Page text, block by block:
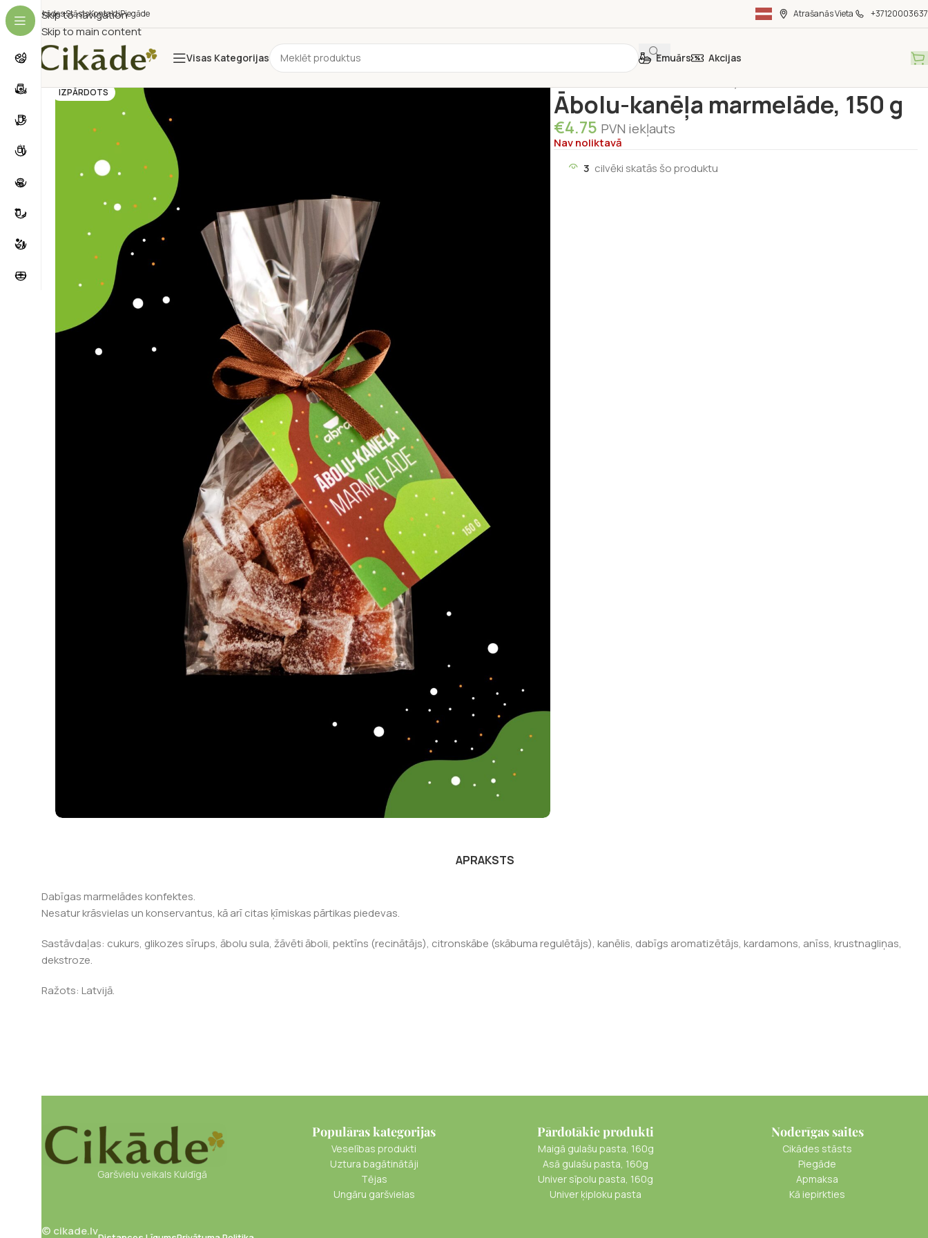
Skip to navigation
Skip to main content
Cikādes StāstsKontaktiPiegāde Atrašanās Vieta +37120003637
Visas Kategorijas Emuārs Akcijas
IZPĀRDOTS Ābolu-kanēļa marmelāde, 150 g
€4.75 PVN iekļauts
Nav noliktavā
3 cilvēki skatās šo produktu
APRAKSTS
Dabīgas marmelādes konfektes.
Nesatur krāsvielas un konservantus, kā arī citas ķīmiskas pārtikas piedevas.
Sastāvdaļas: cukurs, glikozes sīrups, ābolu sula, žāvēti āboli, pektīns (recinātājs), citronskābe (skābuma regulētājs), kanēlis, dabīgs aromatizētājs, kardamons, anīss, krustnagliņas,
dekstroze.
Ražots: Latvijā.
Garšvielu veikals Kuldīgā
Populāras kategorijas
Veselības produkti
Uztura bagātinātāji
Tējas
Ungāru garšvielas
Pārdotākie produkti
Maigā gulašu pasta, 160g
Asā gulašu pasta, 160g
Univer sīpolu pasta, 160g
Univer ķiploku pasta
Noderīgas saites
Cikādes stāsts
Piegāde
Apmaksa
Kā iepirkties
© cikade.lv